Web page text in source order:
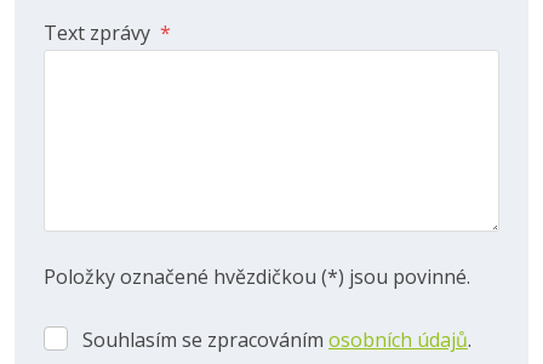
Text zprávy *
Položky označené hvězdičkou (*) jsou povinné.
Souhlasím
Souhlasím se zpracováním osobních údajů.